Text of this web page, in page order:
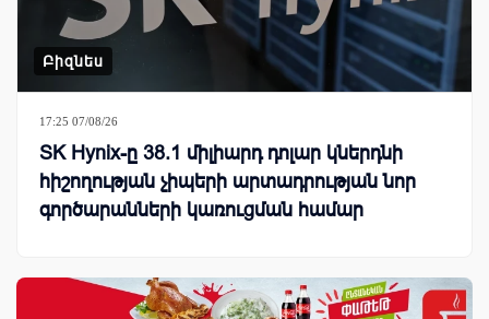
Բիզնես
17:25 07/08/26
SK Hynix-ը 38.1 միլիարդ դոլար կներդնի
հիշողության չիպերի արտադրության նոր
գործարանների կառուցման համար